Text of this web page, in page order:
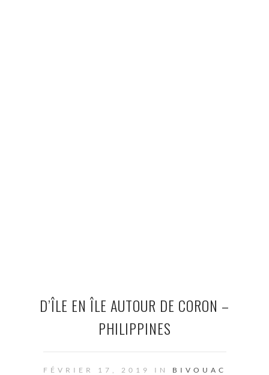
D’ÎLE EN ÎLE AUTOUR DE CORON –
PHILIPPINES
FÉVRIER 17, 2019 IN BIVOUAC